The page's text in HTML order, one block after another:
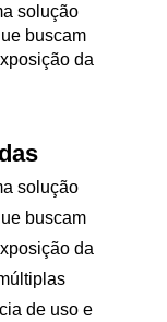
solução
buscam
da
solução
buscam
da
de uso e